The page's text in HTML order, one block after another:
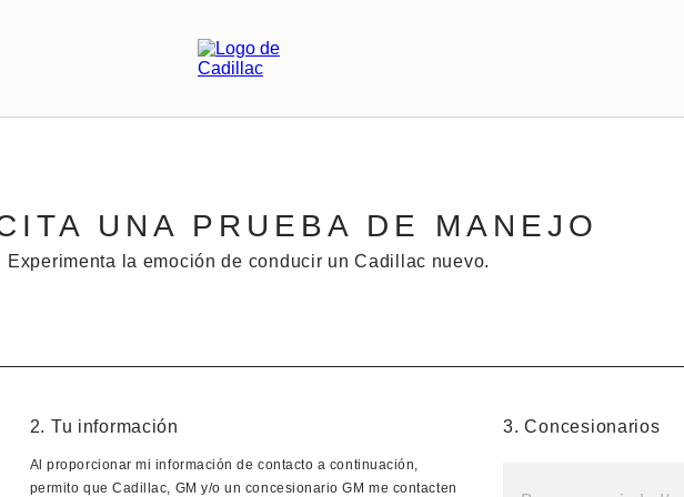
UNA PRUEBA DE MANEJO
Experimenta la emoción de conducir un Cadillac nuevo.